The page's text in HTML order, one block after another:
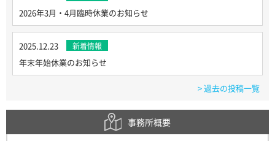
2026年3月・4月臨時休業のお知らせ
2025.12.23 新着情報
年末年始休業のお知らせ
> 過去の投稿一覧
事務所概要